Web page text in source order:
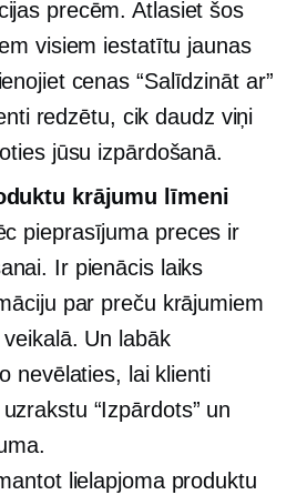
precēm. Atlasiet šos
visiem iestatītu jaunas
cenas “Salīdzināt ar”
redzētu, cik daudz viņi
jūsu izpārdošanā.
krājumu līmeni
pieprasījumapreces ir
Ir pienācis laiks
par preču krājumiem
Un labāk
nevēlaties, lai klienti
“Izpārdots” un
lielapjoma produktu